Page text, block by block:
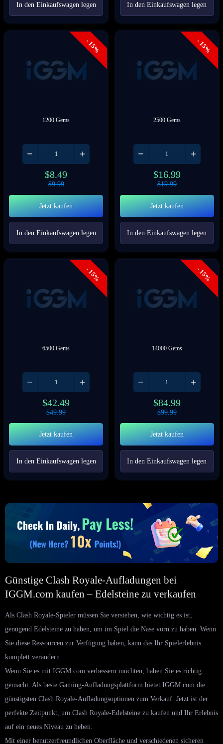
In den Einkaufswagen legen In den Einkaufswagen legen
- 15%
1200 Gems
$8.49
$9.99
Jetzt kaufen
In den Einkaufswagen legen
- 15%
2500 Gems
$16.99
$19.99
Jetzt kaufen
In den Einkaufswagen legen
- 15%
6500 Gems
$42.49
$49.99
Jetzt kaufen
In den Einkaufswagen legen
- 15%
14000 Gems
$84.99
$99.99
Jetzt kaufen
In den Einkaufswagen legen
Günstige Clash Royale-Aufladungen bei
IGGM.com kaufen – Edelsteine ​​zu verkaufen
Als Clash Royale-Spieler müssen Sie verstehen, wie wichtig es ist,
genügend Edelsteine ​​zu haben, um im Spiel die Nase vorn zu haben. Wenn
Sie diese Ressourcen zur Verfügung haben, kann das Ihr Spielerlebnis
komplett verändern.
Wenn Sie es mit IGGM.com verbessern möchten, haben Sie es richtig
gemacht. Als beste Gaming-Aufladungsplattform bietet IGGM.com die
günstigsten Clash Royale-Aufladungsoptionen zum Verkauf. Jetzt ist der
perfekte Zeitpunkt, um Clash Royale-Edelsteine ​​zu kaufen und Ihr Erlebnis
auf ein neues Niveau zu heben.
Mit einer benutzerfreundlichen Oberfläche und verschiedenen sicheren